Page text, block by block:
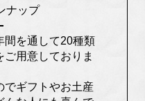
ナップ
間を通して20種類
ご用意しておりま
でギフトやお土産